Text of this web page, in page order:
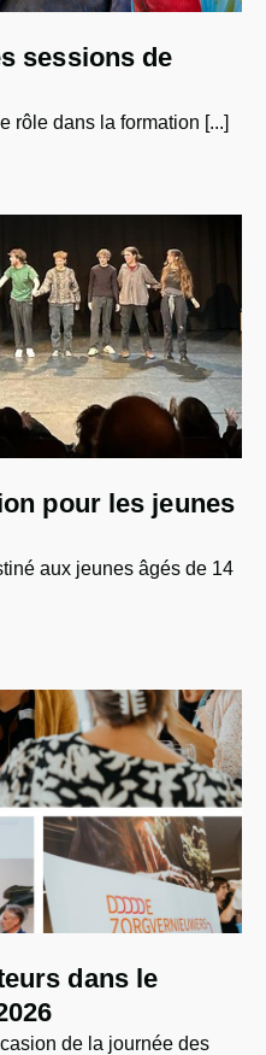
sessions de
rôle dans la formation [...]
pour les jeunes
aux jeunes âgés de 14
dans le
de la journée des